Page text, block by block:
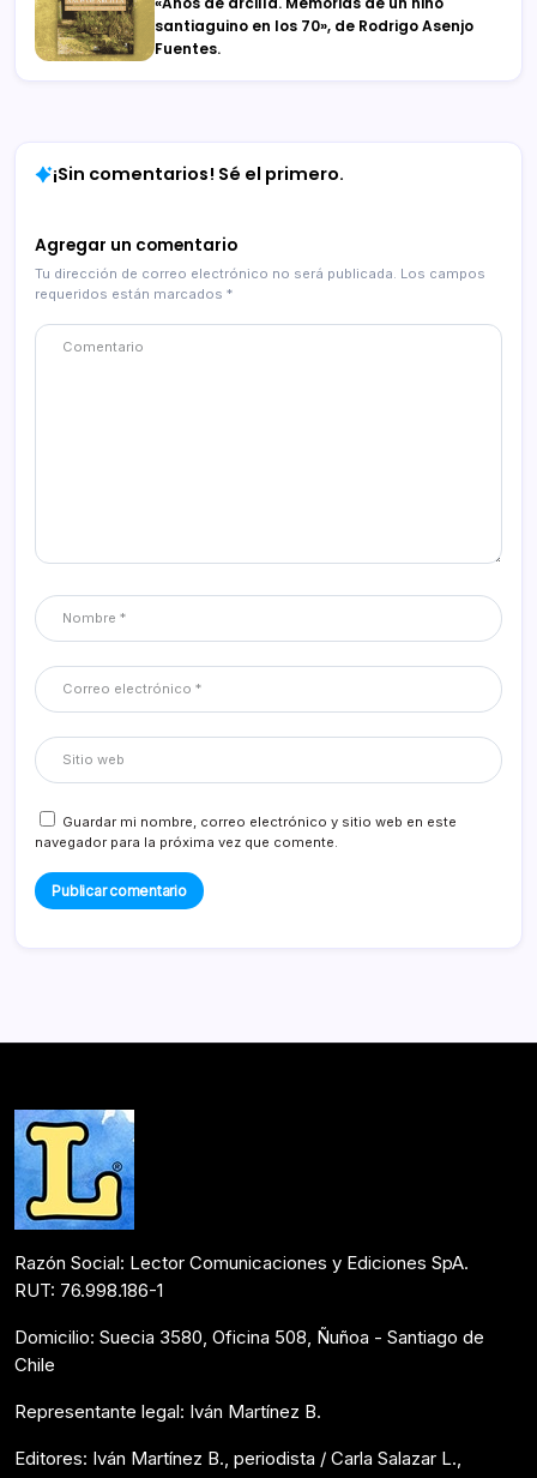
santiaguino en los 70», de Rodrigo Asenjo
Fuentes.
¡Sin comentarios! Sé el primero.
Agregar un comentario
Tu dirección de correo electrónico no será publicada. Los campos
requeridos están marcados *
Guardar mi nombre, correo electrónico y sitio web en este
navegador para la próxima vez que comente.
Razón Social: Lector Comunicaciones y Ediciones SpA.
RUT: 76.998.186-1
Domicilio: Suecia 3580, Oficina 508, Ñuñoa - Santiago de
Chile
Representante legal: Iván Martínez B.
Editores: Iván Martínez B., periodista / Carla Salazar L.,